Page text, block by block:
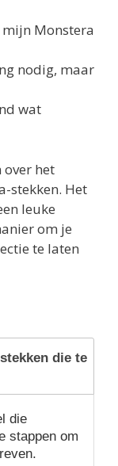
Monstera
nodig, maar
wat
over het
stekken. Het
leuke
om je
te laten
die te
die
stappen om